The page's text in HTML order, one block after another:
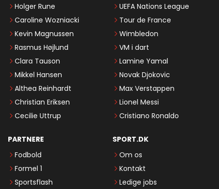
Holger Rune
Caroline Wozniacki
Kevin Magnussen
Rasmus Højlund
Clara Tauson
Mikkel Hansen
Althea Reinhardt
Christian Eriksen
Cecilie Uttrup
UEFA Nations League
Tour de France
Wimbledon
VM i dart
Lamine Yamal
Novak Djokovic
Max Verstappen
Lionel Messi
Cristiano Ronaldo
PARTNERE
Fodbold
Formel 1
Sportsflash
SPORT.DK
Om os
Kontakt
Ledige jobs